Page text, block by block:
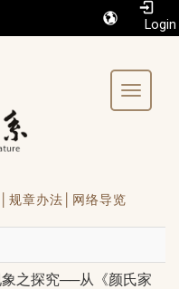
Toggle
规章办法│ 网络导览
之探究──从《颜氏家